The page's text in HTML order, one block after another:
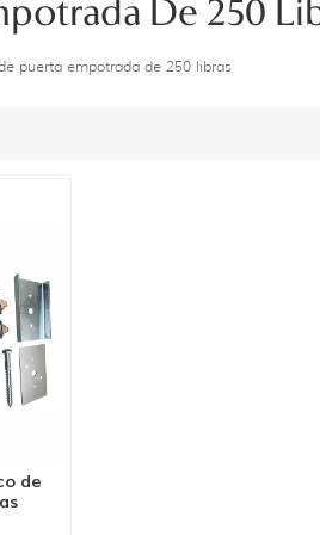
De 250
puerta empotrada de 250 libras
de